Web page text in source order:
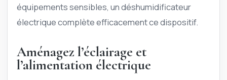
équipements sensibles, un déshumidificateur
électrique complète efficacement ce dispositif.
Aménagez l’éclairage et
l’alimentation électrique